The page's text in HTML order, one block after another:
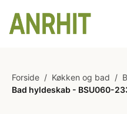
Forside / Køkken og bad /
Bad hyldeskab - BSU060-